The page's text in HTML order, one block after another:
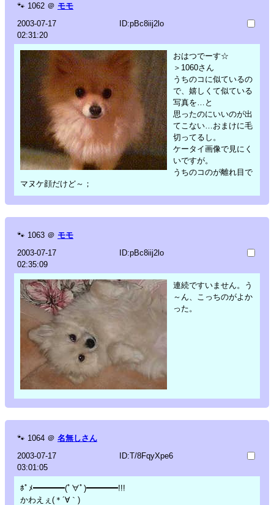
🐾 1062 ＠ モモ
2003-07-17
02:31:20
ID:pBc8iij2lo
おはつでーす☆
＞1060さん
うちのコに似ているの
で、嬉しくて似ている
写真を…と
思ったのにいいのが出
てこない…おまけに毛
切ってるし。
ケータイ画像で見にく
いですが。
うちのコのが離れ目で
マヌケ顔だけど～；
🐾 1063 ＠ モモ
2003-07-17
02:35:09
ID:pBc8iij2lo
連続ですいません。う
～ん、こっちのがよか
った。
🐾 1064 ＠ 名無しさん
2003-07-17
03:01:05
ID:T/8FqyXpe6
ﾎﾟﾒ━━━━(ﾟ∀ﾟ)━━━━!!!
かわえぇ(＊´∀｀)